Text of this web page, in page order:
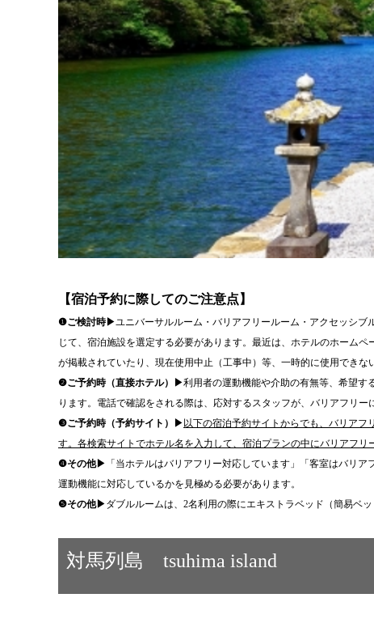
【宿泊予約に際してのご注意点】
❶ご検討時▶ユニバーサルルーム・バリアフリールーム・アクセッシ
じて、宿泊施設を選定する必要があります。最近は、ホテルのホーム
が掲載されていたり、現在使用中止（工事中）等、一時的に使用でき
❷ご予約時（直接ホテル）▶利用者の運動機能や介助の有無等、希望す
ります。電話で確認をされる際は、応対するスタッフが、バリアフリ
❸ご予約時（予約サイト）▶ 以下の宿泊予約サイトからでも、バリア
す。各検索サイトでホテル名を入力して、宿泊プランの中にバリアフ
❹その他▶ 「当ホテルはバリアフリー対応しています」「客室はバリ
運動機能に対応しているかを見極める必要があります。
❺その他▶ダブルルームは、2名利用の際にエキストラベッド（簡易ベ
対馬列島 tsuhima island